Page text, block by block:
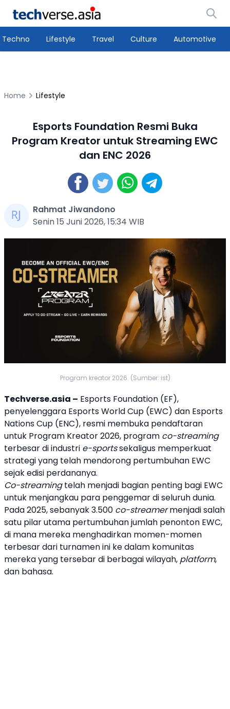
Techno Lifestyle Travel Culture Automotive
Home Lifestyle
Esports Foundation Resmi Buka
Program Kreator untuk Streaming EWC
dan ENC 2026
Rahmat Jiwandono
Senin 15 Juni 2026, 15:34 WIB
Program kreator 2026. (Sumber: ist)
Techverse.asia – Esports Foundation (EF),
penyelenggara Esports World Cup (EWC) dan Esports
Nations Cup (ENC), resmi membuka pendaftaran
untuk Program Kreator 2026, program co-streaming
terbesar di industri e-sportssekaligus memperkuat
strategi yang telah mendorong pertumbuhan EWC
sejak edisi perdananya.
Co-streamingtelah menjadi bagian penting bagi EWC
untuk menjangkau para penggemar di seluruh dunia.
Pada 2025, sebanyak 3.500 co-streamermenjadi salah
satu pilar utama pertumbuhan jumlah penonton EWC,
di mana mereka menghadirkan momen-momen
terbesar dari turnamen ini ke dalam komunitas
mereka yang tersebar di berbagai wilayah, platform,
dan bahasa.